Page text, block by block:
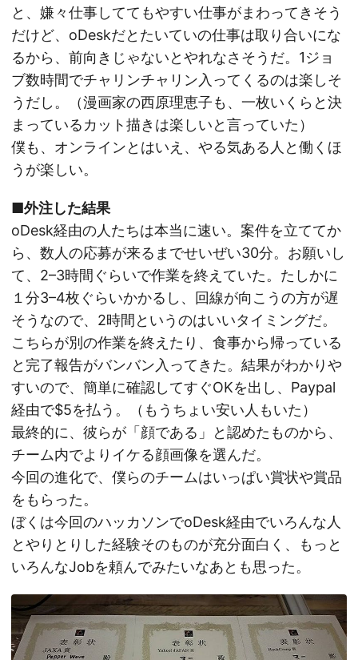
と、嫌々仕事しててもやすい仕事がまわってきそう
だけど、oDeskだとたいていの仕事は取り合いにな
るから、前向きじゃないとやれなさそうだ。1ジョ
ブ数時間でチャリンチャリン入ってくるのは楽しそ
うだし。（漫画家の西原理恵子も、一枚いくらと決
まっているカット描きは楽しいと言っていた）
僕も、オンラインとはいえ、やる気ある人と働くほ
うが楽しい。
■外注した結果
oDesk経由の人たちは本当に速い。案件を立ててか
ら、数人の応募が来るまでせいぜい30分。お願いし
て、2–3時間ぐらいで作業を終えていた。たしかに
１分3–4枚ぐらいかかるし、回線が向こうの方が遅
そうなので、2時間というのはいいタイミングだ。
こちらが別の作業を終えたり、食事から帰っている
と完了報告がバンバン入ってきた。結果がわかりや
すいので、簡単に確認してすぐOKを出し、Paypal
経由で$5を払う。（もうちょい安い人もいた）
最終的に、彼らが「顔である」と認めたものから、
チーム内でよりイケる顔画像を選んだ。
今回の進化で、僕らのチームはいっぱい賞状や賞品
をもらった。
ぼくは今回のハッカソンでoDesk経由でいろんな人
とやりとりした経験そのものが充分面白く、もっと
いろんなJobを頼んでみたいなあとも思った。